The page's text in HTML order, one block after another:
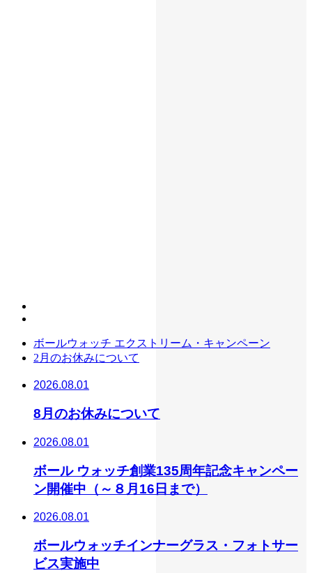
ボールウォッチ エクストリーム・キャンペーン
2月のお休みについて
2026.08.01
8月のお休みについて
2026.08.01
ボール ウォッチ創業135周年記念キャンペー
ン開催中（～８月16日まで）
2026.08.01
ボールウォッチインナーグラス・フォトサー
ビス実施中